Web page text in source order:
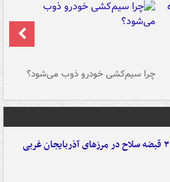
چرا سیم‌کشی خودرو ذوب می‌شود؟